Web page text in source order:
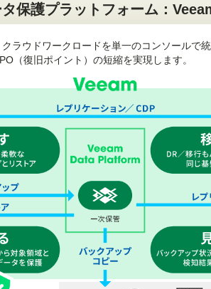
保護プラットフォーム：
ラウドワークロードを単一のコンソールで
（復旧ポイント）の短縮を実現します。